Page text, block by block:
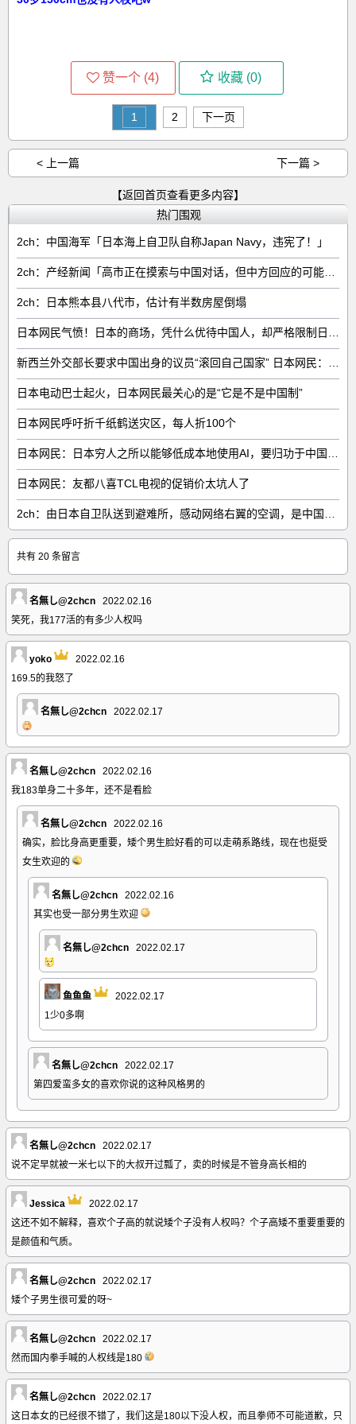
赞一个 (4) 收藏 (0)
1 2 下一页
< 上一篇 下一篇 >
【返回首页查看更多内容】
热门围观
2ch：中国海军「日本海上自卫队自称Japan Navy，违宪了！」
2ch：日本熊本县八代市，估计有半数房屋倒塌
日本电动巴士起火，日本网民最关心的是“它是不是中国制”
日本网民呼吁折千纸鹤送灾区，每人折100个
日本网民：友都八喜TCL电视的促销价太坑人了
共有 20 条留言
名無し@2chcn
2022.02.16
笑死，我177活的有多少人权吗
yoko
2022.02.16
169.5的我怒了
名無し@2chcn 2022.02.17
名無し@2chcn
2022.02.16
我183单身二十多年，还不是看脸
名無し@2chcn
2022.02.16
确实，脸比身高更重要，矮个男生脸好看的可以走萌系路线，现在也挺受
女生欢迎的
名無し@2chcn
2022.02.16
其实也受一部分男生欢迎
名無し@2chcn 2022.02.17
鱼鱼鱼
2022.02.17
1少0多啊
名無し@2chcn
2022.02.17
第四爱蛮多女的喜欢你说的这种风格男的
名無し@2chcn
2022.02.17
说不定早就被一米七以下的大叔开过瓢了，卖的时候是不管身高长相的
Jessica
2022.02.17
这还不如不解释，喜欢个子高的就说矮个子没有人权吗？个子高矮不重要重要的
是颜值和气质。
名無し@2chcn
2022.02.17
矮个子男生很可爱的呀~
名無し@2chcn
2022.02.17
然而国内拳手喊的人权线是180
名無し@2chcn
2022.02.17
这日本女的已经很不错了，我们这是180以下没人权，而且拳师不可能道歉，只